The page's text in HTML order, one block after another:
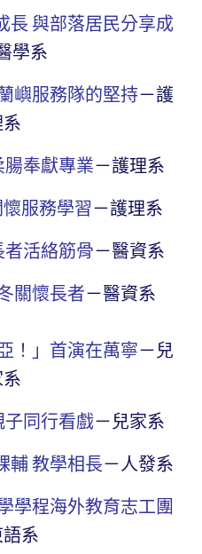
長 與部落居民分享成
學系
嶼服務隊的堅持－護
奉獻專業－護理系
服務學習－護理系
活絡筋骨－醫資系
關懷長者－醫資系
！」首演在萬寧－兒
同行看戲－兒家系
輔 教學相長－人發系
學程海外教育志工團
系